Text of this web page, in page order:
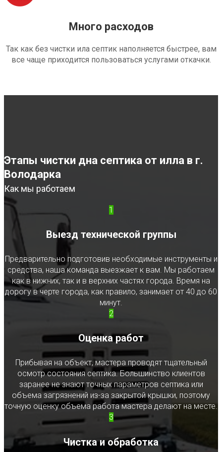
Много расходов
Так как без чистки ила септик наполняется быстрее, вам
все чаще приходится пользоваться услугами откачки.
Этапы чистки дна септика от илла в г.
Володарка
Как мы работаем
1
Выезд технической группы
Предварительно подготовив необходимые инструменты и
средства, наша команда выезжает к вам. Мы работаем
как в нижних, так и в верхних частях города. Время на
дорогу в черте города, как правило, занимает от 40 до 60
минут.
2
Оценка работ
Прибывая на объект, мастера проводят тщательный
осмотр состояния септика. Большинство клиентов
заранее не знают точных параметров септика или
объема загрязнений из-за закрытой крышки, поэтому
точную оценку объема работа мастера делают на месте.
3
Чистка и обработка